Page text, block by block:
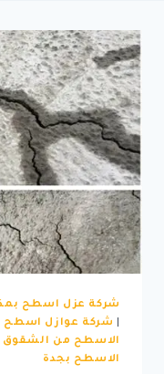
شركة عزل اسطح
شركة عوازل اسطح
الاسطح من الشقوق
الاسطح بجدة